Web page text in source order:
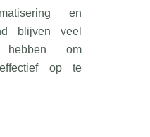
en
blijven veel
hebben om
effectief op te